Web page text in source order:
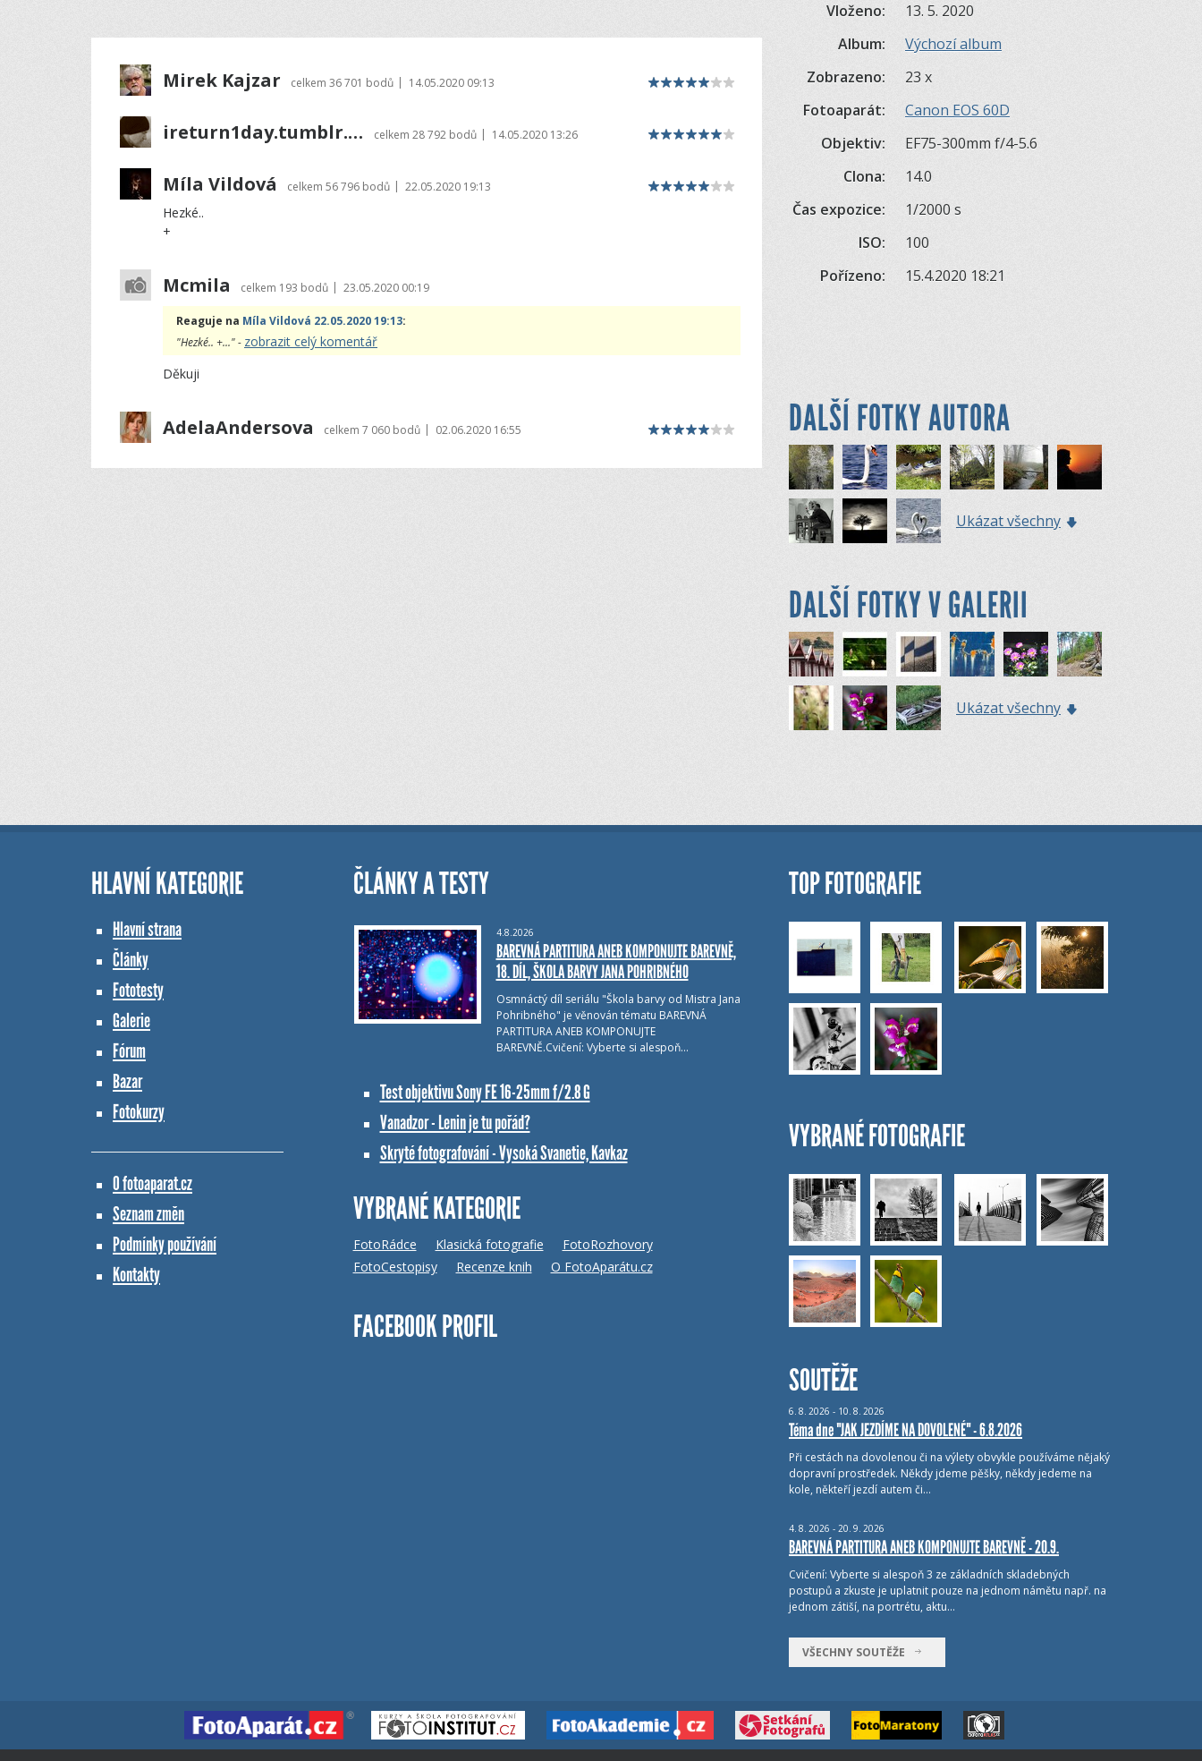
Mirek Kajzar celkem 36 701 bodů | 14.05.2020 09:13
ireturn1day.tumblr.com celkem 28 792 bodů | 14.05.2020 13:26
Míla Vildová celkem 56 796 bodů | 22.05.2020 19:13
Hezké..
+
Mcmila celkem 193 bodů | 23.05.2020 00:19
Reaguje na Míla Vildová 22.05.2020 19:13:
"Hezké.. +..." - zobrazit celý komentář
Děkuji
AdelaAndersova celkem 7 060 bodů | 02.06.2020 16:55
Vloženo:
13. 5. 2020
Album:
Výchozí album
Zobrazeno:
23 x
Fotoaparát:
Canon EOS 60D
Objektiv:
EF75-300mm f/4-5.6
Clona:
14.0
Čas expozice:
1/2000 s
ISO:
100
Pořízeno:
15.4.2020 18:21
DALŠÍ FOTKY AUTORA
Ukázat všechny
DALŠÍ FOTKY V GALERII
Ukázat všechny
HLAVNÍ KATEGORIE
Hlavní strana
Články
Fototesty
Galerie
Fórum
Bazar
Fotokurzy
O fotoaparat.cz
Seznam změn
Podmínky používání
Kontakty
ČLÁNKY A TESTY
4.8.2026
BAREVNÁ PARTITURA ANEB KOMPONUJTE BAREVNĚ,
18. DÍL, ŠKOLA BARVY JANA POHRIBNÉHO
Osmnáctý díl seriálu "Škola barvy od Mistra Jana
Pohribného" je věnován tématu BAREVNÁ
PARTITURA ANEB KOMPONUJTE
BAREVNĚ.Cvičení: Vyberte si alespoň…
Test objektivu Sony FE 16-25mm f/2.8 G
Vanadzor - Lenin je tu pořád?
Skryté fotografování - Vysoká Svanetie, Kavkaz
VYBRANÉ KATEGORIE
FotoRádce Klasická fotografie
FotoRozhovory
FotoCestopisy
Recenze knih O FotoAparátu.cz
FACEBOOK PROFIL
TOP FOTOGRAFIE
VYBRANÉ FOTOGRAFIE
SOUTĚŽE
6. 8. 2026 - 10. 8. 2026
Téma dne "JAK JEZDÍME NA DOVOLENÉ" - 6.8.2026
Při cestách na dovolenou či na výlety obvykle používáme nějaký
dopravní prostředek. Někdy jdeme pěšky, někdy jedeme na
kole, někteří jezdí autem či…
4. 8. 2026 - 20. 9. 2026
BAREVNÁ PARTITURA ANEB KOMPONUJTE BAREVNĚ - 20.9.
Cvičení: Vyberte si alespoň 3 ze základních skladebných
postupů a zkuste je uplatnit pouze na jednom námětu např. na
jednom zátiší, na portrétu, aktu…
VŠECHNY SOUTĚŽE